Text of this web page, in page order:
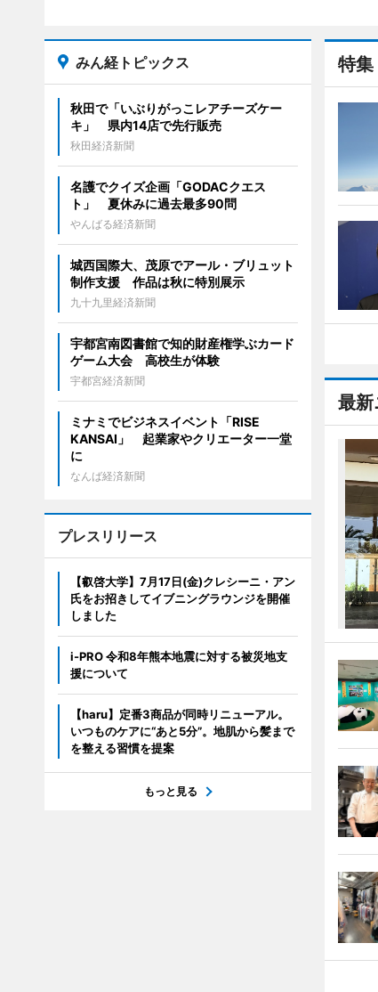
特集
最新
みん経トピックス
秋田で「いぶりがっこレアチーズケー
キ」 県内14店で先行販売
秋田経済新聞
名護でクイズ企画「GODACクエス
ト」 夏休みに過去最多90問
やんばる経済新聞
城西国際大、茂原でアール・ブリュット
制作支援 作品は秋に特別展示
九十九里経済新聞
宇都宮南図書館で知的財産権学ぶカード
ゲーム大会 高校生が体験
宇都宮経済新聞
ミナミでビジネスイベント「RISE
KANSAI」 起業家やクリエーター一堂
に
なんば経済新聞
プレスリリース
【叡啓大学】7月17日(金)クレシーニ・アン
氏をお招きしてイブニングラウンジを開催
しました
i-PRO 令和8年熊本地震に対する被災地支
援について
【haru】定番3商品が同時リニューアル。
いつものケアに“あと5分”。地肌から髪まで
を整える習慣を提案
もっと見る